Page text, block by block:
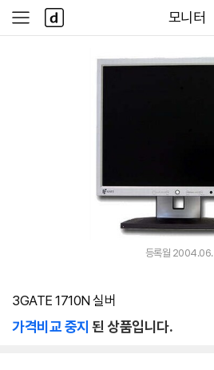
모니터
사
이
다
나
와
등록월 2004.06.
3GATE 1710N 실버
가격비교 중지 된 상품입니다.